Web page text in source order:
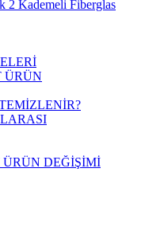
2 Kademeli Fiberglas
ÜRÜN
ÜRÜN DEĞİŞİMİ